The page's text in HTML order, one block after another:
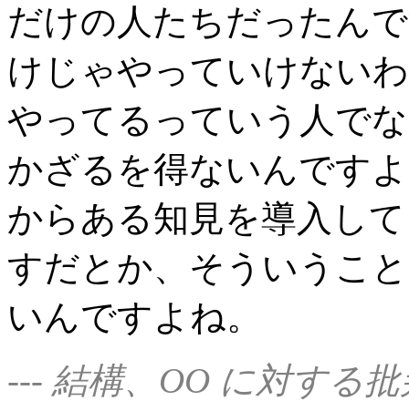
だけの人たちだったん
けじゃやっていけない
やってるっていう人で
かざるを得ないんです
からある知見を導入し
すだとか、そういうこ
いんですよね。
--- 結構、OO に対する